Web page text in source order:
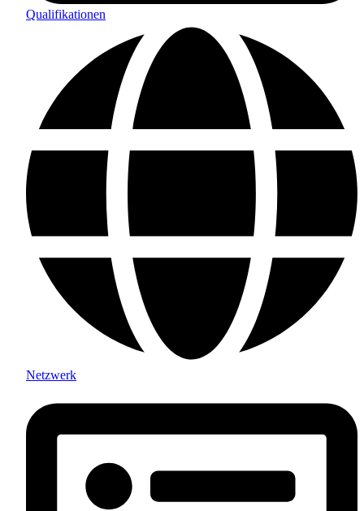
Qualifikationen
Netzwerk